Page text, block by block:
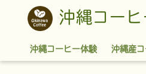
沖縄コーヒ
沖縄コーヒー体験 沖縄産